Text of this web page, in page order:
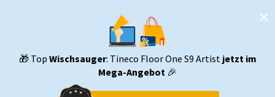
🎁 Top Wischsauger: Tineco Floor One S9 Artist jetzt im
Mega-Angebot 🎉